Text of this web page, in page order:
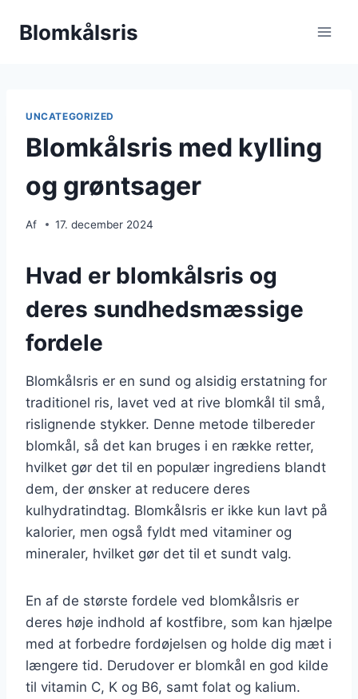
Blomkålsris
UNCATEGORIZED
Blomkålsris med kylling
og grøntsager
Af 17. december 2024
Hvad er blomkålsris og
deres sundhedsmæssige
fordele
Blomkålsris er en sund og alsidig erstatning for
traditionel ris, lavet ved at rive blomkål til små,
rislignende stykker. Denne metode tilbereder
blomkål, så det kan bruges i en række retter,
hvilket gør det til en populær ingrediens blandt
dem, der ønsker at reducere deres
kulhydratindtag. Blomkålsris er ikke kun lavt på
kalorier, men også fyldt med vitaminer og
mineraler, hvilket gør det til et sundt valg.
En af de største fordele ved blomkålsris er
deres høje indhold af kostfibre, som kan hjælpe
med at forbedre fordøjelsen og holde dig mæt i
længere tid. Derudover er blomkål en god kilde
til vitamin C, K og B6, samt folat og kalium.